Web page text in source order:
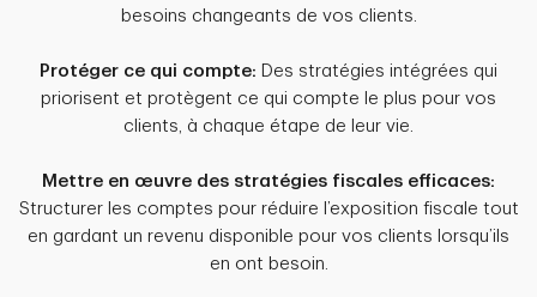
besoins changeants de vos clients.
Protéger ce qui compte: Des stratégies intégrées qui
priorisent et protègent ce qui compte le plus pour vos
clients, à chaque étape de leur vie.
Mettre en œuvre des stratégies fiscales efficaces:
Structurer les comptes pour réduire l’exposition fiscale tout
en gardant un revenu disponible pour vos clients lorsqu’ils
en ont besoin.